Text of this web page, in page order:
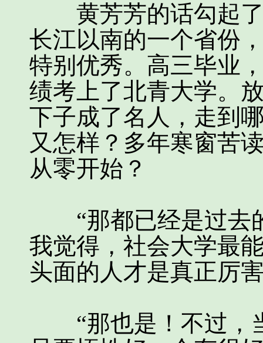
黄芳芳的话勾起了
长江以南的一个省份
特别优秀。高三毕业
绩考上了北青大学。
下子成了名人，走到
又怎样？多年寒窗苦
从零开始？
“那都已经是过去
我觉得，社会大学最
头面的人才是真正厉
“那也是！不过，